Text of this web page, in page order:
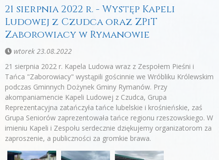
21 sierpnia 2022 r. - Występ Kapeli
Ludowej z Czudca oraz ZPiT
Zaborowiacy w Rymanowie
wtorek 23.08.2022
21 sierpnia 2022 r. Kapela Ludowa wraz z Zespołem Pieśni i
Tańca "Zaborowiacy" wystąpili gościnnie we Wróbliku Królewskim
podczas Gminnych Dożynek Gminy Rymanów. Przy
akompaniamencie Kapeli Ludowej z Czudca, Grupa
Reprezentacyjna zatańczyła tańce lubelskie i krośnieńskie, zaś
Grupa Seniorów zaprezentowała tańce regionu rzeszowskiego. W
imieniu Kapeli i Zespołu serdecznie dziękujemy organizatorom za
zaproszenie, a publiczności za gromkie brawa.